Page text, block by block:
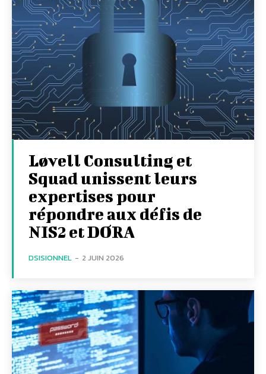
Løvell Consulting et
Squad unissent leurs
expertises pour
répondre aux défis de
NIS2 et DORA
DSISIONNEL - 2 JUIN 2026